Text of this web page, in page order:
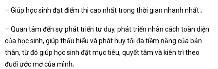
– Giúp học sinh đạt điểm thi cao nhất trong thời gian nhanh nhất ;
– Quan tâm đến sự phát triển tư duy, phát triển nhân cách toàn diện
của học sinh, giúp thấu hiểu và phát huy tối đa tiềm năng của bản
thân, từ đó giúp học sinh đặt mục tiêu, quyết tâm và kiên trì theo
đuổi ước mơ của mình;